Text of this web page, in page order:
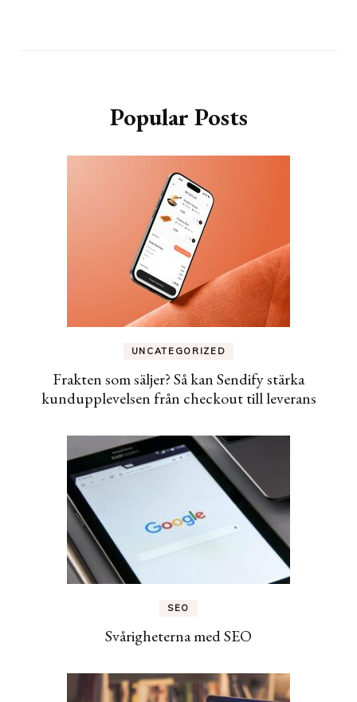
Popular Posts
UNCATEGORIZED
Frakten som säljer? Så kan Sendify stärka
kundupplevelsen från checkout till leverans
SEO
Svårigheterna med SEO